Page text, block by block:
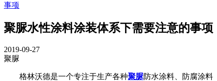
事项
聚脲水性涂料涂装体系下需要注意的事项
2019-09-27
聚脲
格林沃德是一个专注于生产各种聚脲防水涂料、防腐涂料